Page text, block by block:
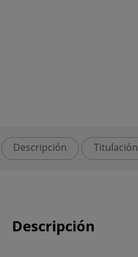
Descripción Titulación
Descripción